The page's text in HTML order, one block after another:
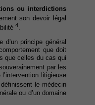
ou interdictions
son devoir légal
4.
principe général
que doit
que celles du cas qui
par les
litigieuse
le médecin
ou d’un domaine